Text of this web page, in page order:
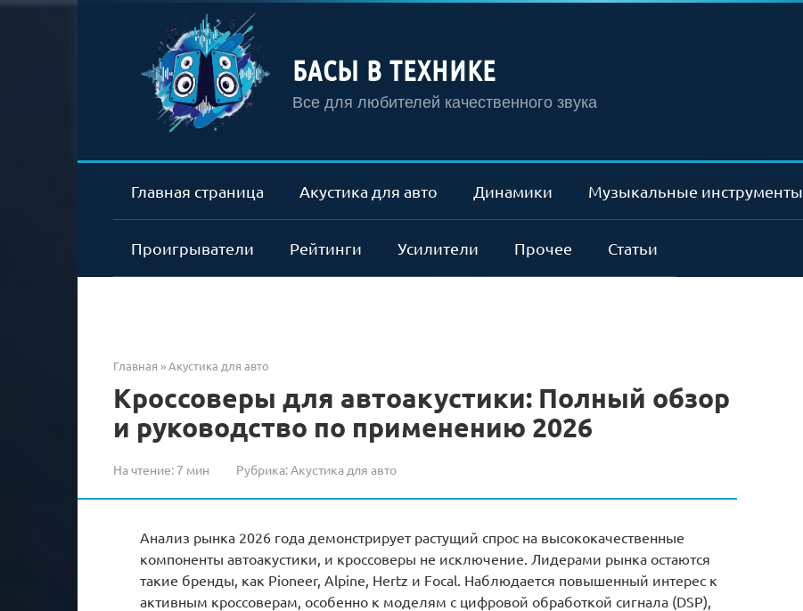
БАСЫ В ТЕХНИКЕ
Все для любителей качественного звука
Главная страница Акустика для авто Динамики Музыкальные инструменты
Проигрыватели Рейтинги Усилители Прочее Статьи
Главная »Акустика для авто
Кроссоверы для автоакустики: Полный обзор
и руководство по применению 2026
На чтение: 7 мин Рубрика:Акустика для авто
Анализ рынка 2026 года демонстрирует растущий спрос на высококачественные
компоненты автоакустики, и кроссоверы не исключение. Лидерами рынка остаются
такие бренды, как Pioneer, Alpine, Hertz и Focal. Наблюдается повышенный интерес к
активным кроссоверам, особенно к моделям с цифровой обработкой сигнала (DSP),